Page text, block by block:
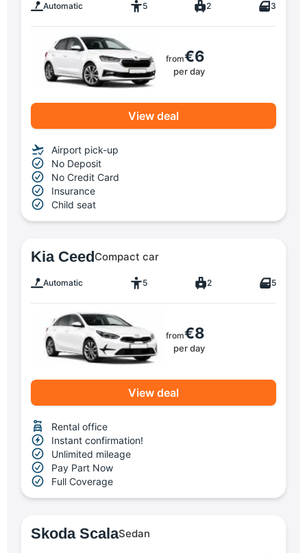
Automatic 5 2 3
from€6
per day
View deal
Airport pick-up
No Deposit
No Credit Card
Insurance
Child seat
Kia Ceed Compact car
Automatic 5 2 5
from€8
per day
View deal
Rental office
Instant confirmation!
Unlimited mileage
Pay Part Now
Full Coverage
Skoda ScalaSedan